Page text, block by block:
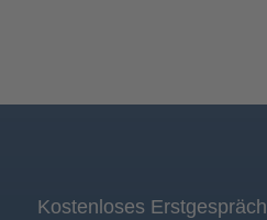
Kostenloses